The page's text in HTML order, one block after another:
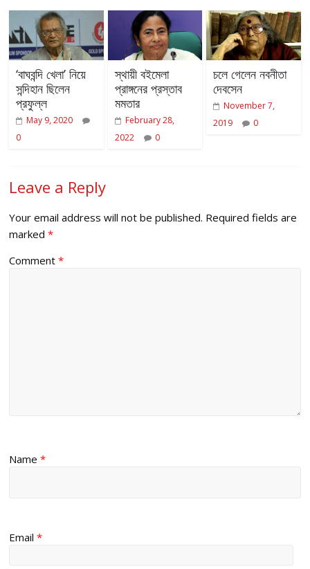
‘বাঘবন্দি খেলা’ নিয়ে
সন্দিহান ছিলেন
প্রফুল্ল
May 9, 2020
0
স্থায়ী বইমেলা
প্রাঙ্গনের প্রস্তাব
মমতার
February 28,
2022
0
চলে গেলেন নবনীতা
দেবসেন
November 7,
2019
0
Leave a Reply
Your email address will not be published. Required fields are
marked*
Comment*
Name*
Email*